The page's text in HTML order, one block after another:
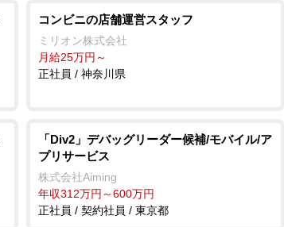
コンビニの店舗運営スタッフ
ミリオン株式会社
月給25万円～
正社員 / 神奈川県
「Div2」デバッグリーダー候補/モバイル/ア
プリサービス
株式会社Aiming
年収312万円～600万円
正社員 / 契約社員 / 東京都